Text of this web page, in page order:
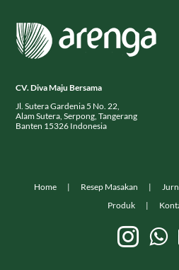
CV. Diva Maju Bersama
Jl. Sutera Gardenia 5 No. 22,
Alam Sutera, Serpong, Tangerang
Banten 15326 Indonesia
Home Resep Masakan
Produk